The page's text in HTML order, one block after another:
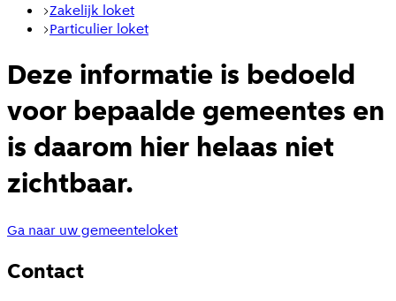
Zakelijk loket
Particulier loket
Deze informatie is bedoeld
voor bepaalde gemeentes en
is daarom hier helaas niet
zichtbaar.
Ga naar uw gemeenteloket
Contact